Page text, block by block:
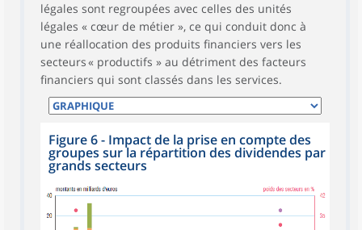
légales sont regroupées avec celles des unités
légales « cœur de métier », ce qui conduit donc à
une réallocation des produits financiers vers les
secteurs « productifs » au détriment des facteurs
financiers qui sont classés dans les services.
Figure 6 - Impact de la prise en compte des
groupes sur la répartition des dividendes par
grands secteurs